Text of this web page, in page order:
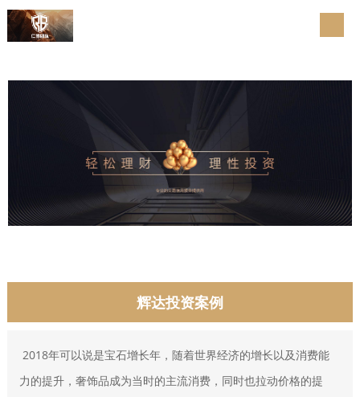
辉达投资案例
2018年可以说是宝石增长年，随着世界经济的增长以及消费能
力的提升，奢饰品成为当时的主流消费，同时也拉动价格的提